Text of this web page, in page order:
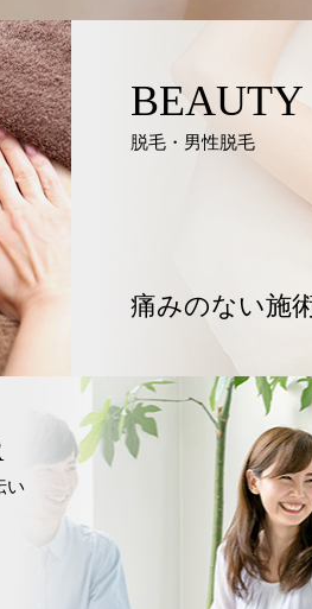
BEAUTY
脱毛・男性脱毛
痛みのない施
い